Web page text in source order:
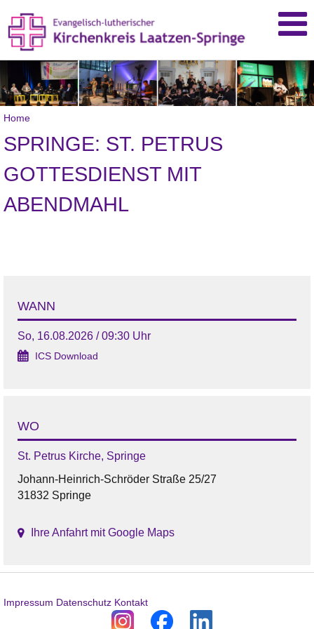
Home
SPRINGE: ST. PETRUS
GOTTESDIENST MIT
ABENDMAHL
WANN
So, 16.08.2026 / 09:30 Uhr
ICS Download
WO
St. Petrus Kirche, Springe
Johann-Heinrich-Schröder Straße 25/27
31832 Springe
Ihre Anfahrt mit Google Maps
Impressum Datenschutz Kontakt